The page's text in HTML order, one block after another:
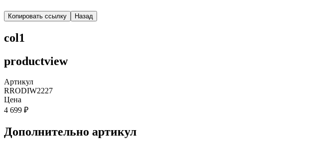
Копировать ссылку Назад
col1
productview
Артикул
RRODIW2227
Цена
4 699 ₽
Дополнительно артикул